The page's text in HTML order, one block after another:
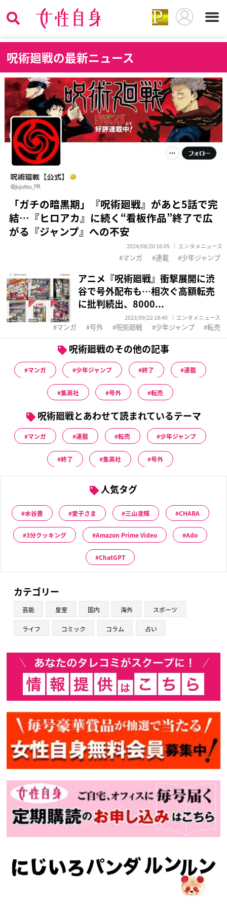
呪術廻戦の最新ニュース
「ガチの暗黒期」『呪術廻戦』があと5話で完
結…『ヒロアカ』に続く“看板作品”終了で広
がる『ジャンプ』への不安
2024/08/20 16:05 エンタメニュース
マンガ 連載 少年ジャンプ
アニメ『呪術廻戦』衝撃展開に渋
谷で号外配布も…相次ぐ高額転売
に批判続出、8000...
2023/09/22 18:40 エンタメニュース
マンガ 号外 呪術廻戦 少年ジャンプ 転売
呪術廻戦のその他の記事
マンガ 少年ジャンプ 終了 連載
集英社 号外 転売
呪術廻戦とあわせて読まれているテーマ
マンガ 連載 転売 少年ジャンプ
終了 集英社 号外
人気タグ
水谷豊 愛子さま 三山凌輝 CHARA
3分クッキング Amazon Prime Video Ado
ChatGPT
カテゴリー
芸能 皇室 国内 海外 スポーツ
ライフ コミック コラム 占い